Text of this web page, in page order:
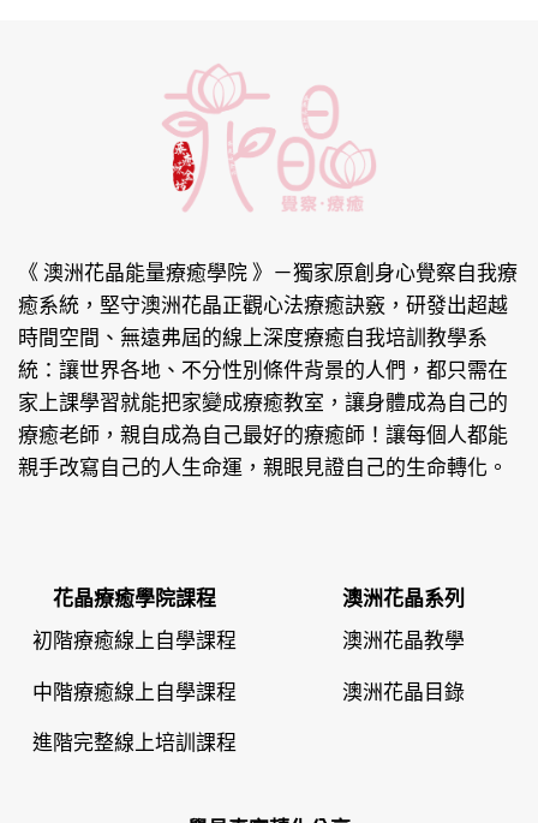
《 澳洲花晶能量療癒學院 》 －獨家原創身心覺察自我療
癒系統，堅守澳洲花晶正觀心法療癒訣竅，研發出超越
時間空間、無遠弗屆的線上深度療癒自我培訓教學系
統：讓世界各地、不分性別條件背景的人們，都只需在
家上課學習就能把家變成療癒教室，讓身體成為自己的
療癒老師，親自成為自己最好的療癒師！讓每個人都能
親手改寫自己的人生命運，親眼見證自己的生命轉化。
花晶療癒學院課程
初階療癒線上自學課程
中階療癒線上自學課程
進階完整線上培訓課程
澳洲花晶系列
澳洲花晶教學
澳洲花晶目錄